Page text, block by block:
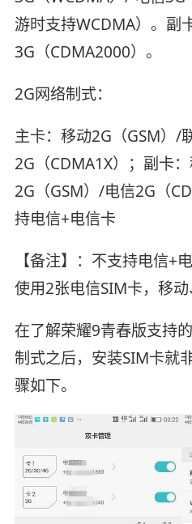
游时支持WCDMA）。副
3G（CDMA2000）。
2G网络制式：
主卡：移动2G（GSM）/
2G（CDMA1X）；副卡
2G（GSM）/电信2G（
持电信+电信卡
【备注】：不支持电信+
使用2张电信SIM卡，移动
在了解荣耀9青春版支持
制式之后，安装SIM卡就
骤如下。